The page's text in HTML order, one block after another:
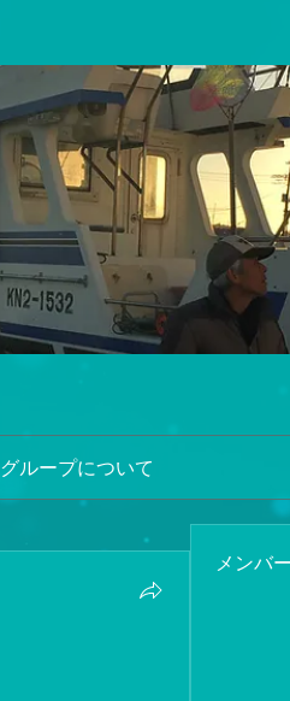
グループについて
メンバ